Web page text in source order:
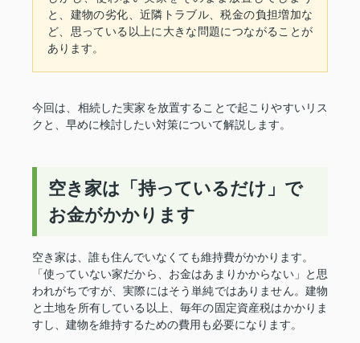
と、建物の劣化、近隣トラブル、税金の負担増加な
ど、思っている以上に大きな問題につながることが
あります。
今回は、相続した実家を放置することで起こりやすいリス
クと、早めに検討したい対策について解説します。
空き家は「持っているだけ」で
お金がかかります
空き家は、誰も住んでいなくても維持費がかかります。
「使っていない家だから、お金はあまりかからない」と思
われがちですが、実際にはそう単純ではありません。建物
と土地を所有している以上、毎年の固定資産税はかかりま
すし、建物を維持するための費用も必要になります。